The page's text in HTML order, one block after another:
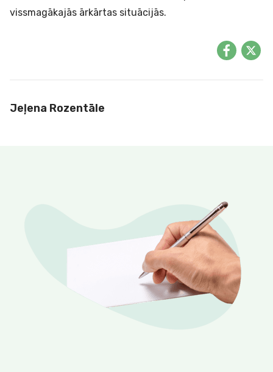
vissmagākajās ārkārtas situācijās.
Jeļena Rozentāle